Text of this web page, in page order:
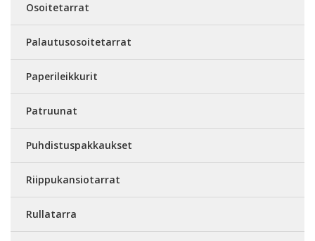
Osoitetarrat
Palautusosoitetarrat
Paperileikkurit
Patruunat
Puhdistuspakkaukset
Riippukansiotarrat
Rullatarra